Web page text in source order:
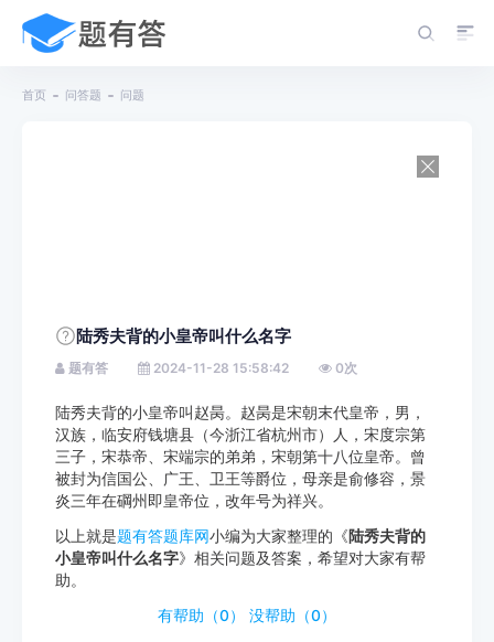
首页 问答题 问题
陆秀夫背的小皇帝叫什么名字
题有答 2024-11-28 15:58:42 0次
陆秀夫背的小皇帝叫赵昺。赵昺是宋朝末代皇帝，男，
汉族，临安府钱塘县（今浙江省杭州市）人，宋度宗第
三子，宋恭帝、宋端宗的弟弟，宋朝第十八位皇帝。曾
被封为信国公、广王、卫王等爵位，母亲是俞修容，景
炎三年在碙州即皇帝位，改年号为祥兴。
以上就是题有答题库网小编为大家整理的《陆秀夫背的
小皇帝叫什么名字》相关问题及答案，希望对大家有帮
助。
有帮助（0） 没帮助（0）